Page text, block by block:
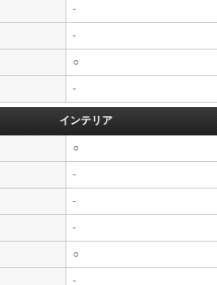
-
-
○
-
インテリア
○
-
-
-
○
-